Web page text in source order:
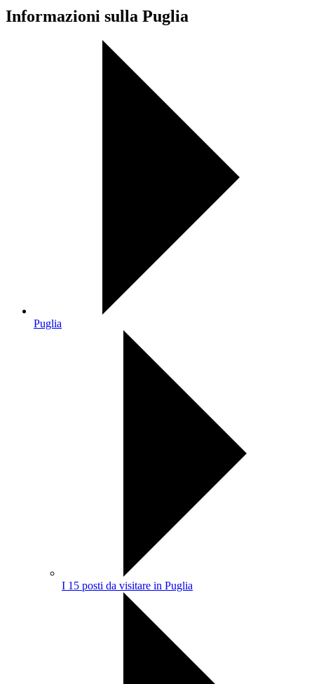
Informazioni sulla Puglia
Puglia
I 15 posti da visitare in Puglia